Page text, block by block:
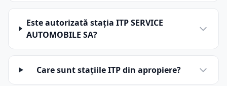
Este autorizată stația ITP SERVICE
AUTOMOBILE SA?
Care sunt stațiile ITP din apropiere?